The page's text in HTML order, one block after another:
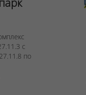
с
по